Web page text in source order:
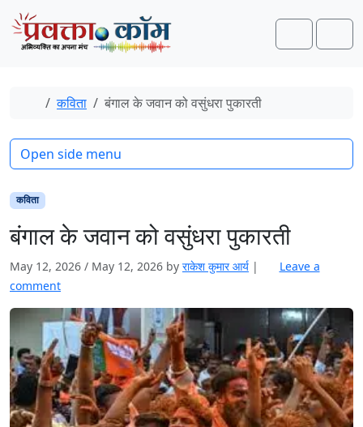
Skip to content
Skip to footer
Search
Home
कविता बंगाल के जवान को वसुंधरा पुकारती
कविता
बंगाल के जवान को वसुंधरा पुकारती
May 12, 2026 / May 12, 2026 by राकेश कुमार आर्य |
Leave a
comment
Open side menu